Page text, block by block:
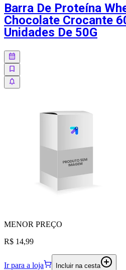
Barra De Proteína
Chocolate Crocante
Unidades De 50G
MENOR PREÇO
R$ 14,99
Ir para a loja Incluir na cesta